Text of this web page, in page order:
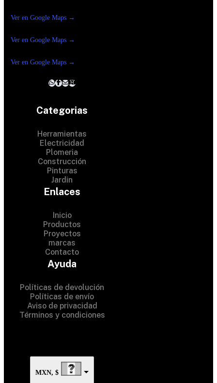
Ver en Google Maps →
Ver en Google Maps →
Ver en Google Maps →
Categorias
Herramientas
Electricidad
Plomeria
Construcción
Pinturas
Jardin
Enlaces
Inicio
Productos
Proyectos
marcas
Contacto
Ayuda
Políticas de devolución
Políticas de envío
Aviso de privacidad
Términos y condiciones
MXN, $